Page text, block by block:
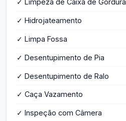
✓ Limpeza de Caixa de Gordura
✓ Hidrojateamento
✓ Limpa Fossa
✓ Desentupimento de Pia
✓ Desentupimento de Ralo
✓ Caça Vazamento
✓ Inspeção com Câmera